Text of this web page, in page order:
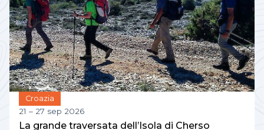
Croazia
21 – 27 sep 2026
La grande traversata dell’Isola di Cherso